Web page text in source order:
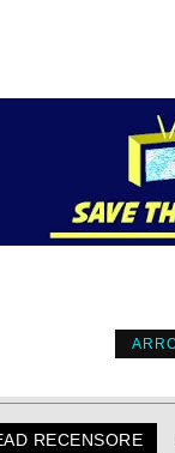
RECENSORE